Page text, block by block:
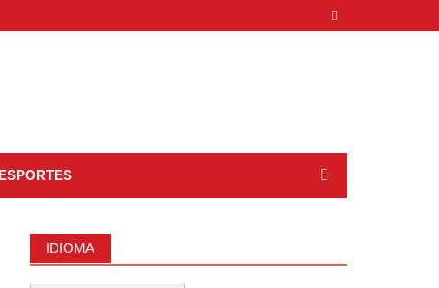
ESPORTES
IDIOMA